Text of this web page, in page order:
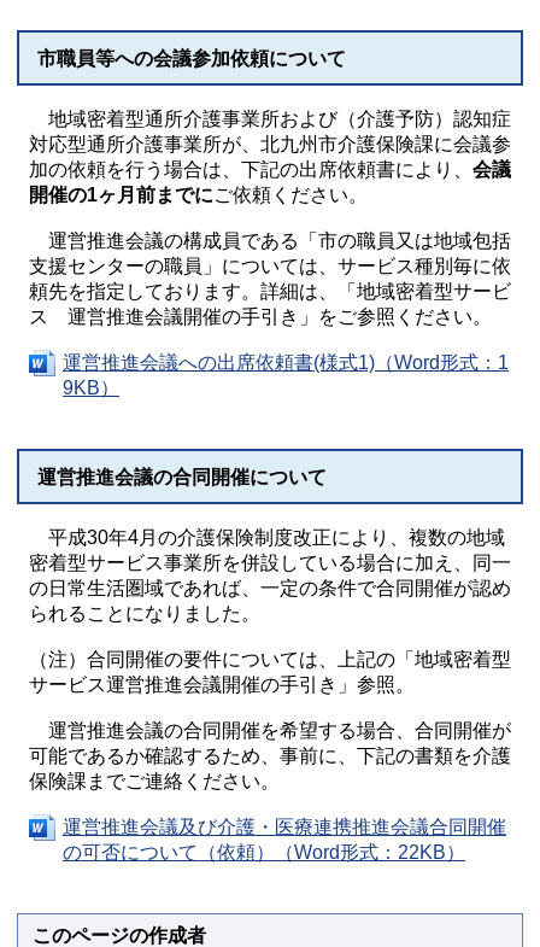
市職員等への会議参加依頼について
地域密着型通所介護事業所および（介護予防）認知症
対応型通所介護事業所が、北九州市介護保険課に会議参
加の依頼を行う場合は、下記の出席依頼書により、 会議
開催の1ヶ月前までにご依頼ください。
運営推進会議の構成員である「市の職員又は地域包括
支援センターの職員」については、サービス種別毎に依
頼先を指定しております。詳細は、「地域密着型サービ
ス 運営推進会議開催の手引き」をご参照ください。
運営推進会議への出席依頼書(様式1)（Word形式：1
9KB）
運営推進会議の合同開催について
平成30年4月の介護保険制度改正により、複数の地域
密着型サービス事業所を併設している場合に加え、同一
の日常生活圏域であれば、一定の条件で合同開催が認め
られることになりました。
（注）合同開催の要件については、上記の「地域密着型
サービス運営推進会議開催の手引き」参照。
運営推進会議の合同開催を希望する場合、合同開催が
可能であるか確認するため、事前に、下記の書類を介護
保険課までご連絡ください。
運営推進会議及び介護・医療連携推進会議合同開催
の可否について（依頼）（Word形式：22KB）
このページの作成者